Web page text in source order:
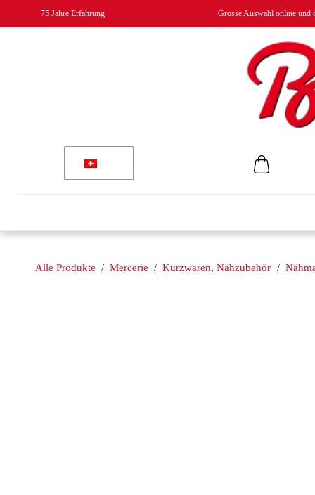
75 Jahre Erfahrung Grosse Auswahl online und
Alle Produkte / Mercerie / Kurzwaren, Nähzubehör /